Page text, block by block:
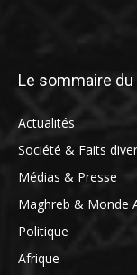
Le sommaire du
Actualités
Société & Faits
Médias & Presse
Maghreb & Monde
Politique
Afrique